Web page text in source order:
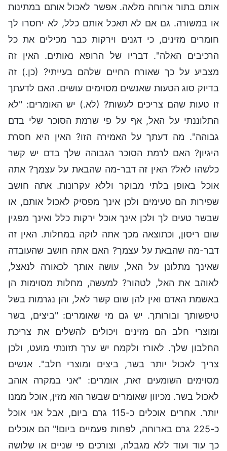
אותם בתור ארוחה מלאה. אפשר לאכול אותם במתינות
או במשורה. גם אם לא תאכל אותם כלל, לא יחסרו לך
חומרים מזינים, כי דגנים וירקות כבר מכילים את כל
הרכיבים האלה". דבריו של הרופא נאותים. האין זה
מצביע על כך שאורח החיים שלהם בעייתי? (כן.) זה
בדיוק סוג הטעות שאנשים מסוימים עושים. האם לדעתך
זו טעות שהם צריכים לעשות? (לא.) יש האומרים: "לא
התלוננתי על האל, אף על פי שרמת הסוכר שלי בדם
גבוהה". מה דעתך על האמירה הזו? האין היא חסרת
היגיון? האם לרמת הסוכר הגבוהה שלך בדם יש קשר
כלשהו לאל? האין זה דבר-מה שהבאת על עצמך? אתה
אוכל באופן בלתי מבוקר וללא עקרונות. אתה חושב
שפירות הם טעימים ולכן אינך מפסיק לאכול אותם, או
שבשר טעים לך ולכן אינך אוכל ירקות כלל ואינך מפגין
שום ריסון, וכתוצאה מכך אתה לוקה במחלות. האין זה
דבר-מה שהבאת על עצמך? האם אתה חושב שהעובדה
שאינך מתלונן על האל, עושה אותך לכאורה לנאצל,
לאוהב את האל, לטהור? למעשה, מחלות מסוימות הן
באשמת האדם ואין להן שום קשר לאל, והן נגרמות בשל
טיפשותך ובורותך. יש גם מי שאומרים: "ביצים, בשר
ומוצרי חלב הם מזינים ויכולים להשלים את צריכת
החלבון שלך. לאורז ולקמח יש ערך תזונתי מועט, ולכן
צריך לאכול יותר בשר, ביצים ומוצרי חלב". אנשים
מסוימים השומעים זאת, אומרים: "אני במקרה אוהב
לאכול בשר. מכיוון שאומרים שבשר הוא מזין, אוכל ממנו
יותר. אחרים אוכלים כ-115 גרם ביום, אבל אני אוכל
כ-225 גרם בארוחה, לפחות פעמיים ביום!" הם אוכלים
כך עוד ועוד ללא מגבלה, וצורכים פי שניים או שלושה